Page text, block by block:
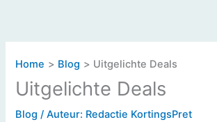
Home Blog Uitgelichte Deals
Uitgelichte Deals
Blog / Auteur: Redactie KortingsPret